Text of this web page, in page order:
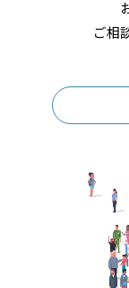
ご相